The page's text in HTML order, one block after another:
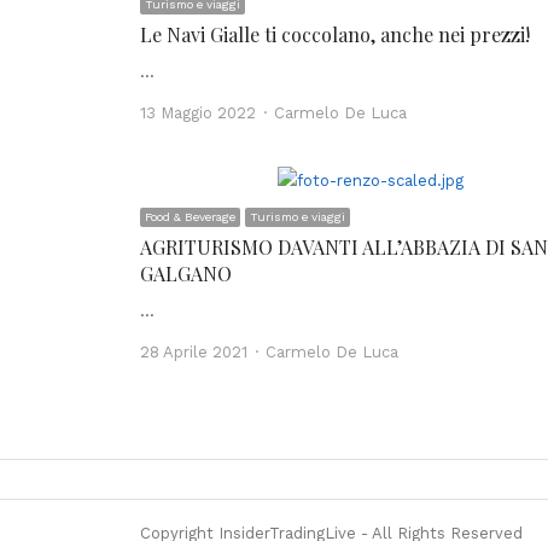
Turismo e viaggi
Le Navi Gialle ti coccolano, anche nei prezzi!
…
13 Maggio 2022 Author
Carmelo De Luca
Food & Beverage Turismo e viaggi
AGRITURISMO DAVANTI ALL’ABBAZIA DI SAN
GALGANO
…
28 Aprile 2021 Author
Carmelo De Luca
Copyright InsiderTradingLive - All Rights Reserved